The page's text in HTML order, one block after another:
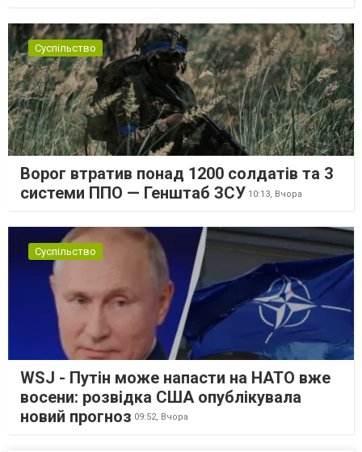
Суспільство
Ворог втратив понад 1200 солдатів та 3
системи ППО — Генштаб ЗСУ 10:13, Вчора
Суспільство
WSJ - Путін може напасти на НАТО вже
восени: розвідка США опублікувала
новий прогноз 09:52, Вчора